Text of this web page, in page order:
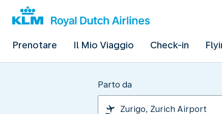
Prenotare Il Mio Viaggio Check-in
Parto da